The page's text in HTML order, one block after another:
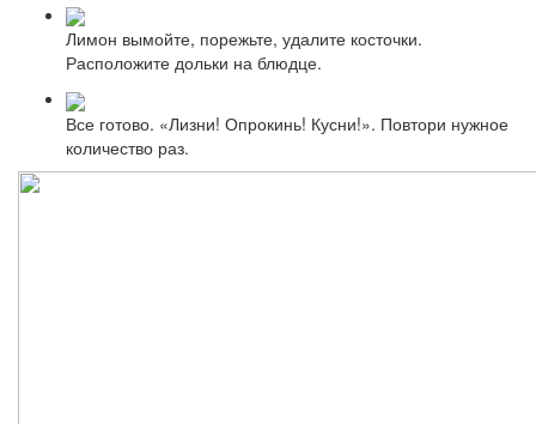
Лимон вымойте, порежьте, удалите косточки.
Расположите дольки на блюдце.
Все готово. «Лизни! Опрокинь! Кусни!». Повтори нужное
количество раз.